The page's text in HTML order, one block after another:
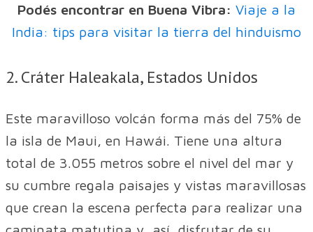
Podés encontrar en Buena Vibra: Viaje a la
India: tips para visitar la tierra del hinduismo
2. Cráter Haleakala, Estados Unidos
Este maravilloso volcán forma más del 75% de
la isla de Maui, en Hawái. Tiene una altura
total de 3.055 metros sobre el nivel del mar y
su cumbre regala paisajes y vistas maravillosas
que crean la escena perfecta para realizar una